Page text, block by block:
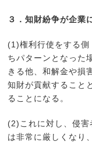
３．知財紛争が企業
(1)権利行使をする側
ちパターンとなった
きる他、和解金や損
知財が貢献すること
ることになる。
(2)これに対し、侵害
は非常に厳しくなり